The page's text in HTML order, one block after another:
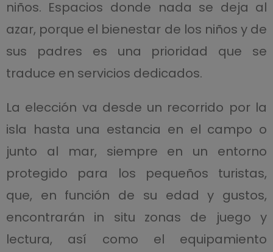
niños. Espacios donde nada se deja al
azar, porque el bienestar de los niños y de
sus padres es una prioridad que se
traduce en servicios dedicados.
La elección va desde un recorrido por la
isla hasta una estancia en el campo o
junto al mar, siempre en un entorno
protegido para los pequeños turistas,
que, en función de su edad y gustos,
encontrarán in situ zonas de juego y
lectura, así como el equipamiento